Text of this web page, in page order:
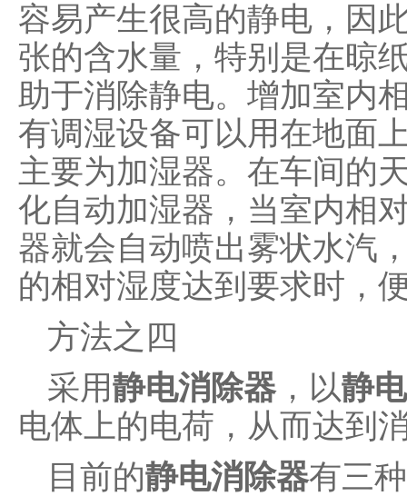
容易产生很高的静电，因
张的含水量，特别是在晾
助于消除静电。增加室内
有调湿设备可以用在地面
主要为加湿器。在车间的
化自动加湿器，当室内相
器就会自动喷出雾状水汽
的相对湿度达到要求时，
方法之四
采用静电消除器，以静
电体上的电荷，从而达到
目前的静电消除器有三